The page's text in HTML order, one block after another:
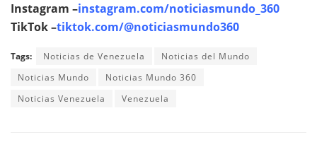
Instagram –instagram.com/noticiasmundo_360
TikTok –tiktok.com/@noticiasmundo360
Tags: Noticias de Venezuela
Noticias del Mundo
Noticias Mundo
Noticias Mundo 360
Noticias Venezuela
Venezuela